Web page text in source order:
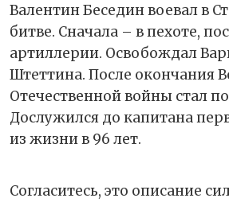
Валентин Беседин воевал в
битве. Сначала – в пехоте,
артиллерии. Освобождал
Штеттина. После окончания
Отечественной войны стал
Дослужился до капитана
из жизни в 96 лет.
Согласитесь, это описание